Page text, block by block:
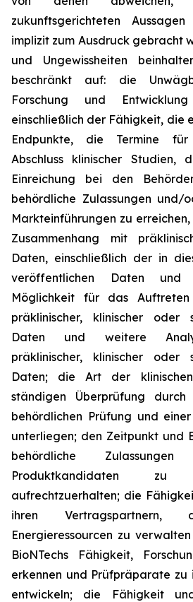
zukunftsgerichteten
implizit zum Ausdruck gebracht
und Ungewissheiten
beschränkt auf: die
Forschung und
einschließlich der Fähigkeit, die
Endpunkte, die Termine
Abschluss klinischer Studien,
Einreichung bei den
behördliche Zulassungen und/
Markteinführungen zu
Zusammenhang mit
Daten, einschließlich der in
veröffentlichen Daten und
Möglichkeit für das
präklinischer, klinischer oder
Daten und weitere
präklinischer, klinischer oder
Daten; die Art der
ständigen Überprüfung durch
behördlichen Prüfung und
unterliegen; den Zeitpunkt und
behördliche
Produktkandidaten
aufrechtzuerhalten; die
ihren Vertragspartnern,
Energieressourcen zu
BioNTechs Fähigkeit,
erkennen und Prüfpräparate zu
entwickeln; die Fähigkeit